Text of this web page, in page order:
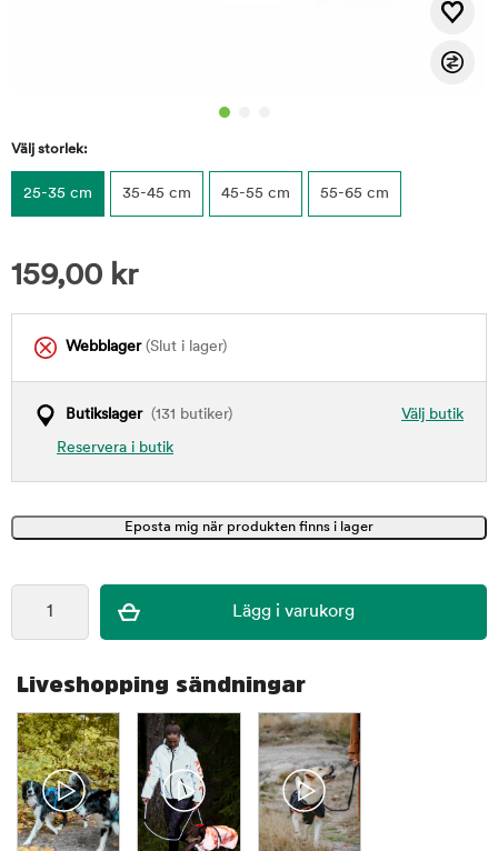
Välj storlek:
25-35 cm 35-45 cm 45-55 cm 55-65 cm
159,00 kr
Webblager(Slut i lager)
Välj butik
Butikslager(131 butiker)
Reservera i butik
Liveshopping sändningar